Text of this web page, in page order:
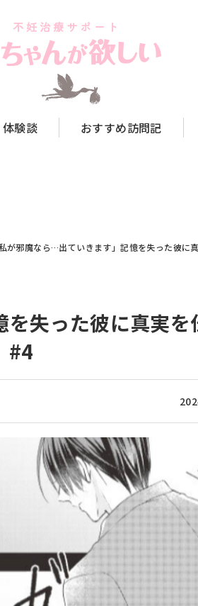
体験談 おすすめ訪問記
私が邪魔なら…出ていきます」記憶を失った彼
失った彼に真実を
#4